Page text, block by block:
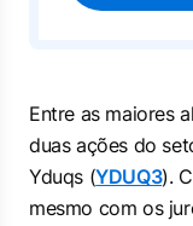
Entre as maiores
duas ações do
Yduqs (YDUQ3).
mesmo com os